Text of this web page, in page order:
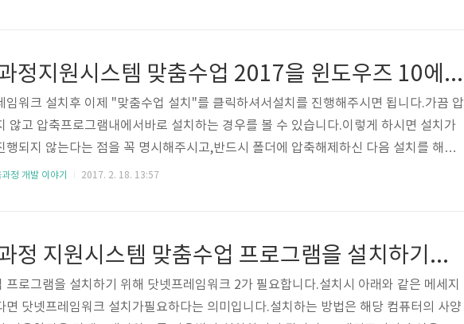
교육과정지원시스템 맞춤수업 2017을 윈도우즈 10에 설치하기
임워크 설치후 이제 "맞춤수업 설치"를 클릭하셔서설치를 진행해주시면 됩니다.가끔 압
않고 압축프로그램내에서바로 설치하는 경우를 볼 수 있습니다.이렇게 하시면 설치가
행되지 않는다는 점을 꼭 명시해주시고,반드시 폴더에 압축해제하신 다음 설치를 해주
운로드 받은 파일 압축풀기 2. 맞춤수업 설치 클릭하여 설치하기이후 맞춤수업 설치는
정 개발 이야기 2017. 2. 18. 13:57
교육과정 지원시스템 맞춤수업 프로그램을 설치하기위한 닷넷 프레임워크 설치하기
프로그램을 설치하기 위해 닷넷프레임워크 2가 필요합니다.설치시 아래와 같은 메세지
면 닷넷프레임워크 설치가필요하다는 의미입니다.설치하는 방법은 해당 컴퓨터의 사양